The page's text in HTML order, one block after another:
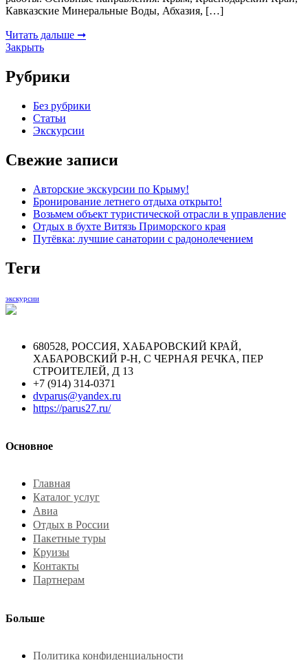
Кавказские Минеральные Воды, Абхазия, […]
Читать дальше ➞
Закрыть
Рубрики
Без рубрики
Статьи
Экскурсии
Свежие записи
Авторские экскурсии по Крыму!
Бронирование летнего отдыха открыто!
Возьмем объект туристической отрасли в управление
Отдых в бухте Витязь Приморского края
Путёвка: лучшие санатории с радонолечением
Теги
экскурсии
680528, РОССИЯ, ХАБАРОВСКИЙ КРАЙ,
ХАБАРОВСКИЙ Р-Н, С ЧЕРНАЯ РЕЧКА, ПЕР
СТРОИТЕЛЕЙ, Д 13
+7 (914) 314-0371
dvparus@yandex.ru
https://parus27.ru/
Основное
Главная
Каталог услуг
Авиа
Отдых в России
Пакетные туры
Круизы
Контакты
Партнерам
Больше
Политика конфиденциальности